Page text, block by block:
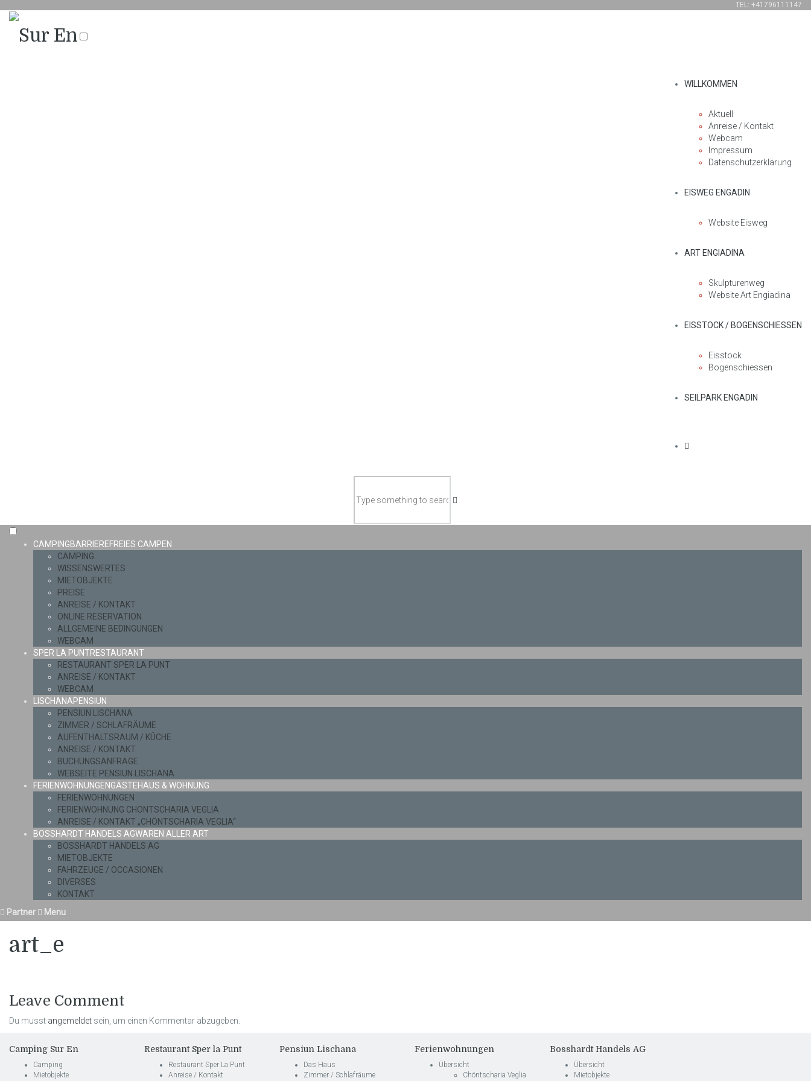
TEL: +41796111147
WILLKOMMEN
Aktuell
Anreise / Kontakt
Webcam
Impressum
Datenschutzerklärung
EISWEG ENGADIN
Website Eisweg
ART ENGIADINA
Skulpturenweg
Website Art Engiadina
EISSTOCK / BOGENSCHIESSEN
Eisstock
Bogenschiessen
SEILPARK ENGADIN
CAMPINGBARRIEREFREIES CAMPEN
CAMPING
WISSENSWERTES
MIETOBJEKTE
PREISE
ANREISE / KONTAKT
ONLINE RESERVATION
ALLGEMEINE BEDINGUNGEN
WEBCAM
SPER LA PUNTRESTAURANT
RESTAURANT SPER LA PUNT
ANREISE / KONTAKT
WEBCAM
LISCHANAPENSIUN
PENSIUN LISCHANA
ZIMMER / SCHLAFRÄUME
AUFENTHALTSRAUM / KÜCHE
ANREISE / KONTAKT
BUCHUNGSANFRAGE
WEBSEITE PENSIUN LISCHANA
FERIENWOHNUNGENGÄSTEHAUS & WOHNUNG
FERIENWOHNUNGEN
FERIENWOHNUNG CHÖNTSCHARIA VEGLIA
ANREISE / KONTAKT „CHÖNTSCHARIA VEGLIA“
BOSSHARDT HANDELS AGWAREN ALLER ART
BOSSHARDT HANDELS AG
MIETOBJEKTE
FAHRZEUGE / OCCASIONEN
DIVERSES
KONTAKT
Partner
Menu
art_e
Leave Comment
Du musst angemeldet sein, um einen Kommentar abzugeben.
Camping Sur En
Camping
Mietobjekte
Restaurant Sper la Punt
Restaurant Sper La Punt
Anreise / Kontakt
Pensiun Lischana
Das Haus
Zimmer / Schlafräume
Ferienwohnungen
Übersicht
Chöntscharia Veglia
Bosshardt Handels AG
Übersicht
Mietobjekte